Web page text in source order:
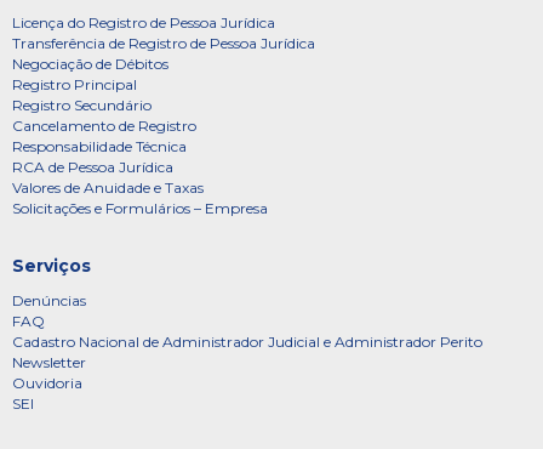
Licença do Registro de Pessoa Jurídica
Transferência de Registro de Pessoa Jurídica
Negociação de Débitos
Registro Principal
Registro Secundário
Cancelamento de Registro
Responsabilidade Técnica
RCA de Pessoa Jurídica
Valores de Anuidade e Taxas
Solicitações e Formulários – Empresa
Serviços
Denúncias
FAQ
Cadastro Nacional de Administrador Judicial e Administrador Perito
Newsletter
Ouvidoria
SEI